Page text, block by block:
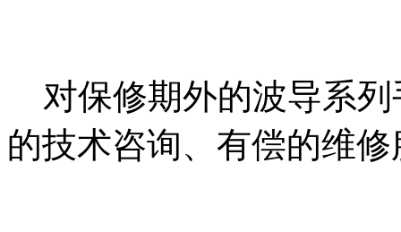
对保修期外的波导系列
的技术咨询、有偿的维修